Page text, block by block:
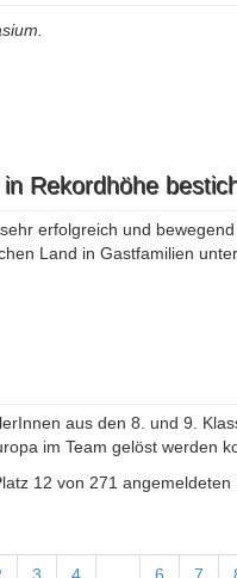
Rekordhöhe
erfolgreich und
Land in Gastfamilien
aus den 8. und 9.
im Team gelöst werden
12 von 271